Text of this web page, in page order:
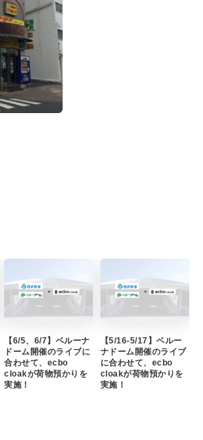
【6/5、6/7】ベルーナ
ドーム開催のライブに
合わせて、ecbo
cloakが荷物預かりを
実施！
【5/16-5/17】ベルー
ナドーム開催のライブ
に合わせて、ecbo
cloakが荷物預かりを
実施！